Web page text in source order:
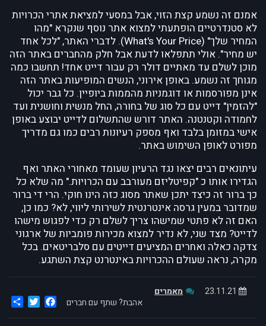
אמנם זה נשמע קצת הזוי, אבל במסעי למציאת אתרי הכרויות
לא סטנדרטיים הופתעתי למצוא אתר נוסף שנקרא "מהו
המחיר שלך" (What's Your Price). לדברי האתר, "לכל אחד
יש מחיר". אולי תתפלאו לדעת אבל חלק מהחברים באתר הזה
מוכן לשלם עד מאתיים דולר רק עבור דייט אחד! תחשבו כמה
מגוחך זה נשמע. באופן אירוני, הנשים המופיעות באתר הזה
אינן מפורסמות או דוגמניות מהממות ביופיין. כל גבר יכול
"להזמין" דייט עם כל סוג של בחורה, החל מנשית וחושנית ועד
לחמודה וקטנטנה. האתר דורש שהתשלום לדייט יבוצע באופן
אישי במזומן בלבד ואף מספק רעיונות רבים כמו גם מדריך
מפורט לאופן השימוש באתר.
עיתונאים רבים יצאו נגד הרעיון שעומד מאחורי האתר ואף
הגדירו אותו כ "קפיטליזם מעורבב עם הכרויות." מה שלא כל
כך ברור זה כיצד יתכן שאתר מסוג כזה הינו חוקי. הרי די ברור
שמדובר במעין גרסה אינטרנטית לשירותי ליווי, לא? כמו כן,
האם זה לא פתטי שמישהו צריך לשלם רק כדי לפגוש מישהו
לדייט? מצד שני, לא נדיר למצוא מכירות פומביות של ארגוני
צדקה כאלה ואחרים המציעים דייטים עם סלבריטאים. בכל
מקרה, נראה שעולם ההכרויות באינטרנט קצת השתגע.
23.11.21
מאמרים
אהבת? שתף עם חברים
Facebook
Twitter